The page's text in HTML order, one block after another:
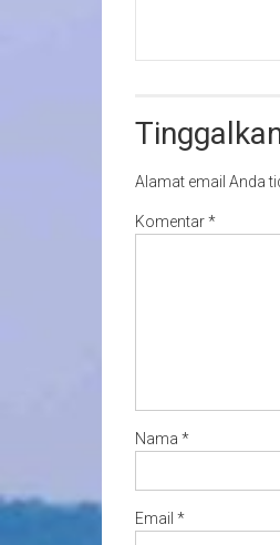
Alamat email Anda
Komentar*
Nama *
Email *